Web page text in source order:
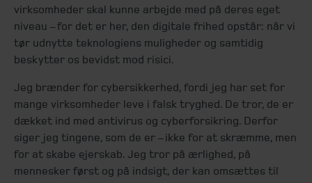
virksomheder skal kunne arbejde med på deres eget
niveau – for det er her, den digitale frihed opstår: når vi
tør udnytte teknologiens muligheder og samtidig
beskytter os bevidst mod risici.
Jeg brænder for cybersikkerhed, fordi jeg har set for
mange virksomheder leve i falsk tryghed. De tror, de er
dækket ind med antivirus og cyberforsikring. Derfor
siger jeg tingene, som de er – ikke for at skræmme, men
for at skabe ejerskab. Jeg tror på ærlighed, på
mennesker først og på indsigt, der kan omsættes til